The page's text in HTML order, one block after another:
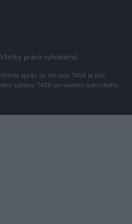
práva vyhradené.
správ zo zdrojov TASR je bez
súhlasu TASR porušením autorského